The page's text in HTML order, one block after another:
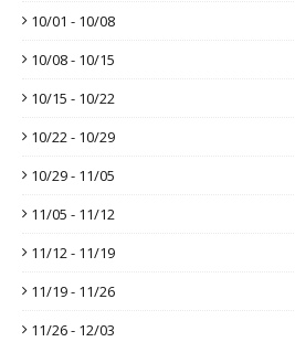
10/01 - 10/08
10/08 - 10/15
10/15 - 10/22
10/22 - 10/29
10/29 - 11/05
11/05 - 11/12
11/12 - 11/19
11/19 - 11/26
11/26 - 12/03